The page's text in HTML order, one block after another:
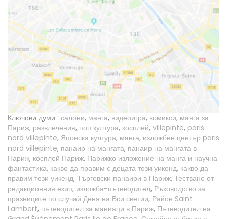
Ключови думи : салони, манга, видеоигра, комикси, манга за
Париж, развлечения, поп култура, косплей, villepinte, paris
nord villepinte, Японска култура, манга, изложбен център paris
nord villepinte, панаир на мангата, панаир на мангата в
Париж, косплей Париж, Парижко изложение на манга и научна
фантастика, какво да правим с децата този уикенд, какво да
правим този уикенд, Търговски панаири в Париж, Тествано от
редакционния екип, изложба-пътеводител, Ръководство за
празниците по случай Деня на Вси светии, Район Saint
Lambert, пътеводител за маниаци в Париж, Пътеводител на